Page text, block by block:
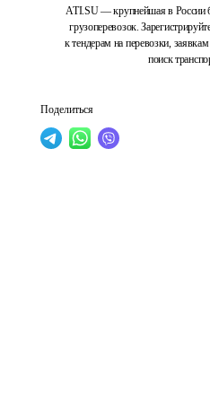
ATI.SU — крупнейшая в России
грузоперевозок.
к тендерам на перевозки,
поиск
Поделиться